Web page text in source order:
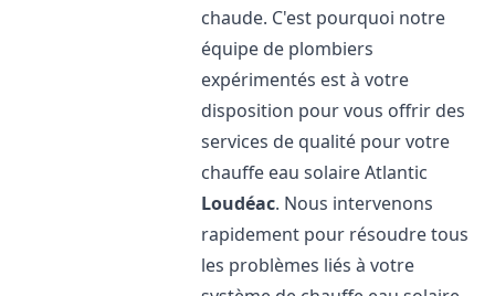
chaude. C'est pourquoi notre
équipe de plombiers
expérimentés est à votre
disposition pour vous offrir des
services de qualité pour votre
chauffe eau solaire Atlantic
Loudéac. Nous intervenons
rapidement pour résoudre tous
les problèmes liés à votre